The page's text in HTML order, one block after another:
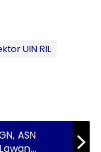
UIN RIL
ASN